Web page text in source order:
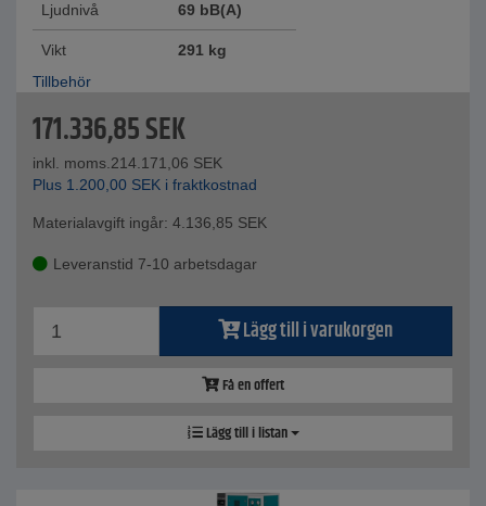
Ljudnivå 69 bB(A)
Vikt
291 kg
Tillbehör
171.336,85SEK
inkl. moms.214.171,06 SEK
Plus 1.200,00 SEK i fraktkostnad
Materialavgift ingår: 4.136,85 SEK
Leveranstid 7-10 arbetsdagar
Lägg till i varukorgen
Få en offert
Lägg till i listan